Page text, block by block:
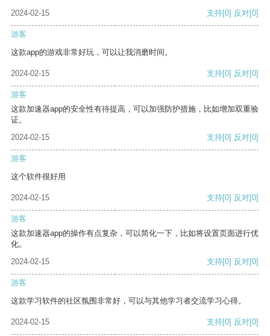
2024-02-15 支持[0] 反对[0]
游客
这款app的游戏非常好玩，可以让我消磨时间。
2024-02-15 支持[0] 反对[0]
游客
这款加速器app的安全性有待提高，可以加强防护措施，比如增加双重验
证。
2024-02-15
支持[0] 反对[0]
游客
这个软件很好用
2024-02-15 支持[0] 反对[0]
游客
这款加速器app的操作有点复杂，可以简化一下，比如将设置页面进行优
化。
2024-02-15
支持[0] 反对[0]
游客
这款学习软件的社区氛围非常好，可以与其他学习者交流学习心得。
2024-02-15 支持[0] 反对[0]